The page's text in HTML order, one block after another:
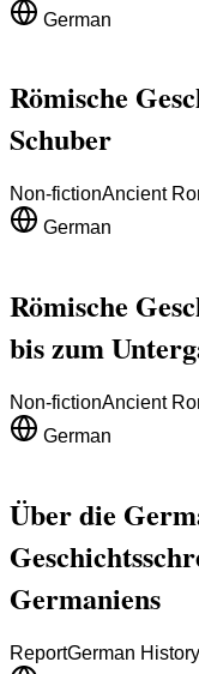
German
Römische
Schuber
Non-fictionAncient
German
Römische
bis zum
Non-fictionAncient
German
Über die
Germaniens
ReportGerman History